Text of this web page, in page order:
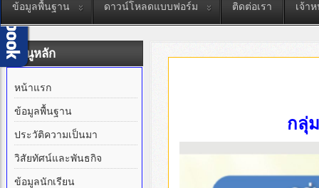
ข้อมูลพื้นฐาน ดาวน์โหลดแบบฟอร์ม ติดต่อเรา เจ้า
เมนูหลัก
หน้าแรก
ข้อมูลพื้นฐาน
ประวัติความเป็นมา
วิสัยทัศน์และพันธกิจ
ข้อมูลนักเรียน
กลุ่